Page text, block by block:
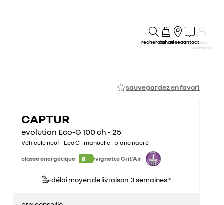
rechercheachatréseaucontactmon
compte
sauvegardez en favori
CAPTUR
evolution Eco-G 100 ch - 25
Véhicule neuf - Eco G - manuelle - blanc nacré
classe énergétique B vignette Crit'Air
délai moyen de livraison: 3 semaines *